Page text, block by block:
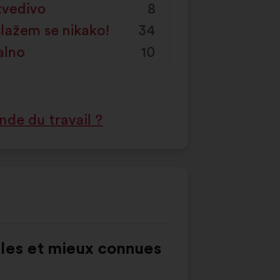
8
se nikako!
34
10
du travail ?
et mieux connues